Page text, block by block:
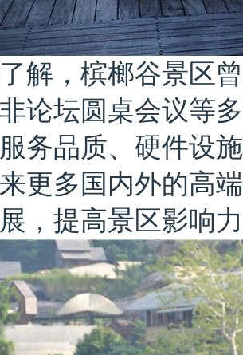
，槟榔谷景区曾
论坛圆桌会议等
务品质、硬件设
更多国内外的高
，提高景区影响